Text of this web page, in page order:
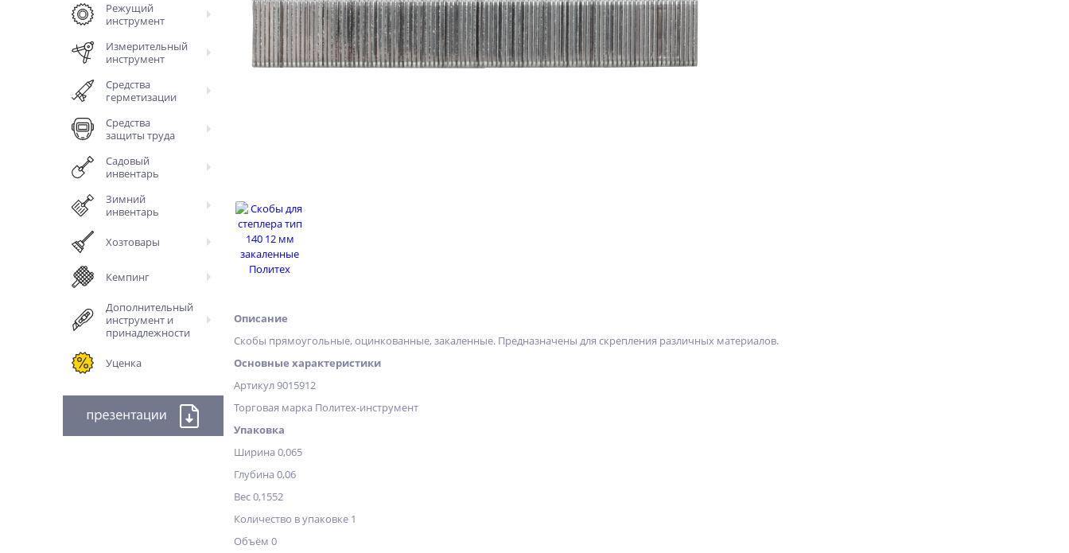
Режущий
инструмент
Измерительный
инструмент
Средства
герметизации
Средства
защиты труда
Садовый
инвентарь
Зимний
инвентарь
Хозтовары
Кемпинг
Дополнительный
инструмент и
принадлежности
Уценка
Описание
Скобы прямоугольные, оцинкованные, закаленные. Предназначены для скрепления различных материалов.
Основные характеристики
Артикул 9015912
Торговая марка Политех-инструмент
Упаковка
Ширина 0,065
Глубина 0,06
Вес 0,1552
Количество в упаковке 1
Объём 0